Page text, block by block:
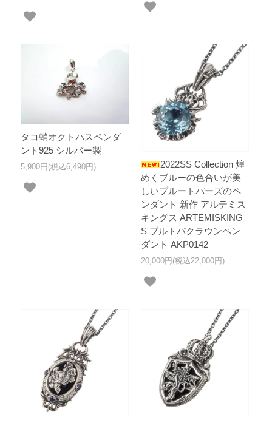
タコ蛸オクトパスペンダ
ント925 シルバー製
5,900円(税込6,490円)
2022SS Collection 煌
めくブルーの色合いが美
しいブルートパーズのペ
ンダント 新作 アルテミス
キングス ARTEMISKING
S ブルトパクラウンペン
ダント AKP0142
20,000円(税込22,000円)